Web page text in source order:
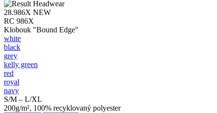
28.986X NEW
RC 986X
Klobouk "Bound Edge"
white
black
grey
kelly green
red
royal
navy
S/M – L/XL
200g/m², 100% recyklovaný polyester